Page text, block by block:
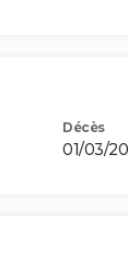
Décès
01/03/